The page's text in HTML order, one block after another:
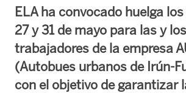
ELA ha convocado huelga
27 y 31 de mayo para las y los
trabajadores de la empresa
(Autobues urbanos de Irún-
con el objetivo de garantizar